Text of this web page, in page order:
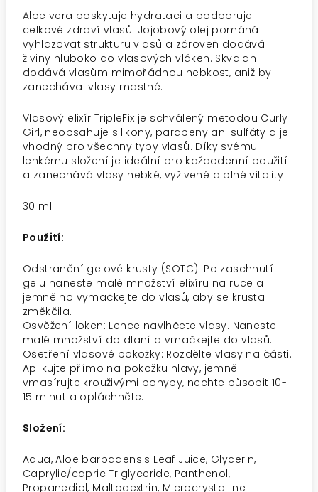
Aloe vera poskytuje hydrataci a podporuje
celkové zdraví vlasů. Jojobový olej pomáhá
vyhlazovat strukturu vlasů a zároveň dodává
živiny hluboko do vlasových vláken. Skvalan
dodává vlasům mimořádnou hebkost, aniž by
zanechával vlasy mastné.
Vlasový elixír TripleFix je schválený metodou Curly
Girl, neobsahuje silikony, parabeny ani sulfáty a je
vhodný pro všechny typy vlasů. Díky svému
lehkému složení je ideální pro každodenní použití
a zanechává vlasy hebké, vyživené a plné vitality.
30 ml
Použití:
Odstranění gelové krusty (SOTC): Po zaschnutí
gelu naneste malé množství elixíru na ruce a
jemně ho vymačkejte do vlasů, aby se krusta
změkčila.
Osvěžení loken: Lehce navlhčete vlasy. Naneste
malé množství do dlaní a vmačkejte do vlasů.
Ošetření vlasové pokožky: Rozdělte vlasy na části.
Aplikujte přímo na pokožku hlavy, jemně
vmasírujte krouživými pohyby, nechte působit 10-
15 minut a opláchněte.
Složení:
Aqua, Aloe barbadensis Leaf Juice, Glycerin,
Caprylic/capric Triglyceride, Panthenol,
Propanediol, Maltodextrin, Microcrystalline